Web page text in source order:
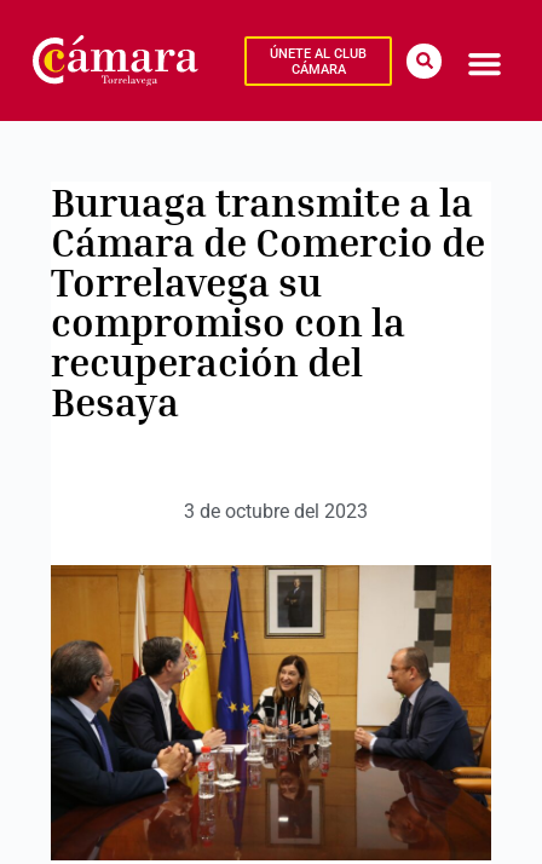
ÚNETE AL CLUB
CÁMARA
Buruaga transmite a la
Cámara de Comercio de
Torrelavega su
compromiso con la
recuperación del
Besaya
3 de octubre del 2023